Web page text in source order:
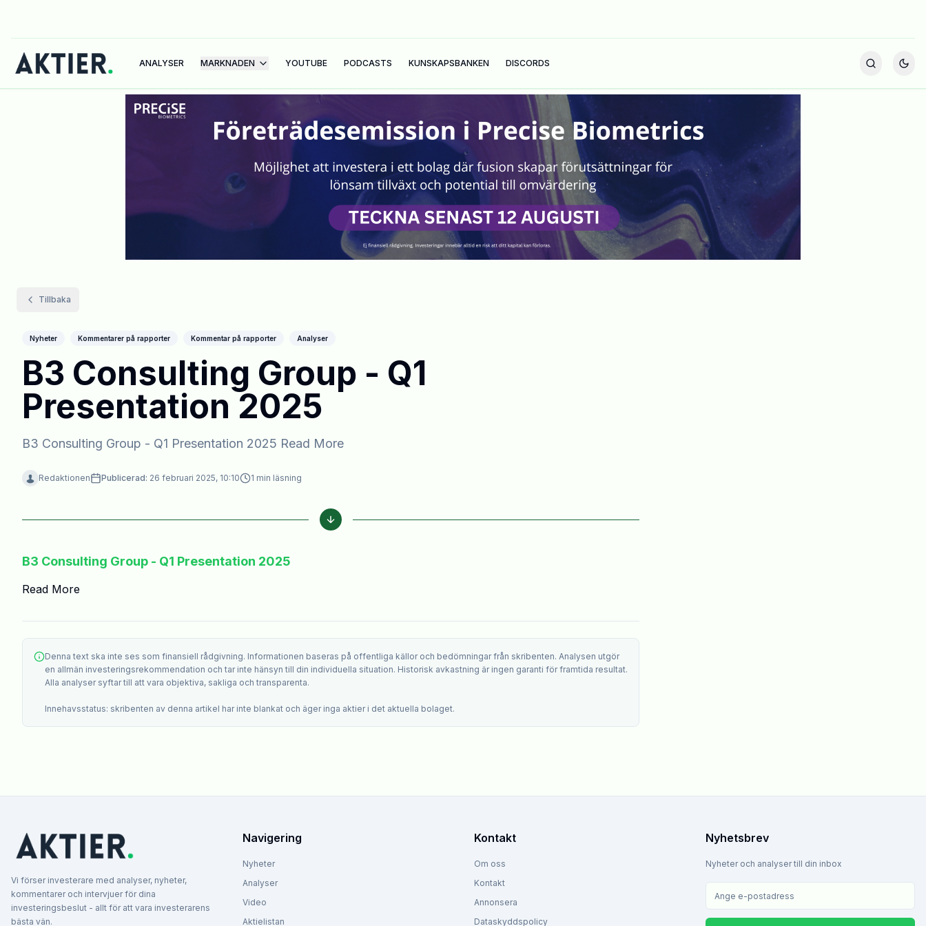
ANALYSER MARKNADEN YOUTUBE PODCASTS KUNSKAPSBANKEN DISCORDS
Tillbaka
Nyheter Kommentarer på rapporter Kommentar på rapporter Analyser
B3 Consulting Group - Q1
Presentation 2025
B3 Consulting Group - Q1 Presentation 2025 Read More
Redaktionen Publicerad: 26 februari 2025, 10:10 1 min läsning
B3 Consulting Group - Q1 Presentation 2025
Read More
Denna text ska inte ses som finansiell rådgivning. Informationen baseras på offentliga källor och bedömningar från skribenten. Analysen utgör
en allmän investeringsrekommendation och tar inte hänsyn till din individuella situation. Historisk avkastning är ingen garanti för framtida resultat.
Alla analyser syftar till att vara objektiva, sakliga och transparenta.
Innehavsstatus: skribenten av denna artikel har inte blankat och äger inga aktier i det aktuella bolaget.
Vi förser investerare med analyser, nyheter,
kommentarer och intervjuer för dina
investeringsbeslut - allt för att vara investerarens
bästa vän.
Navigering
Nyheter
Analyser
Video
Aktielistan
Kontakt
Om oss
Kontakt
Annonsera
Dataskyddspolicy
Nyhetsbrev
Nyheter och analyser till din inbox